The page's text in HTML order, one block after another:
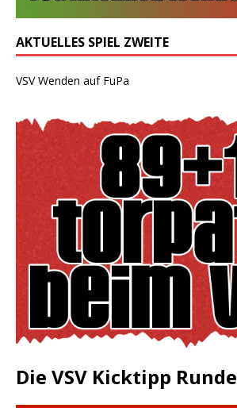
AKTUELLES SPIEL ZWEITE
VSV Wenden auf FuPa
Die VSV Kicktipp Runde